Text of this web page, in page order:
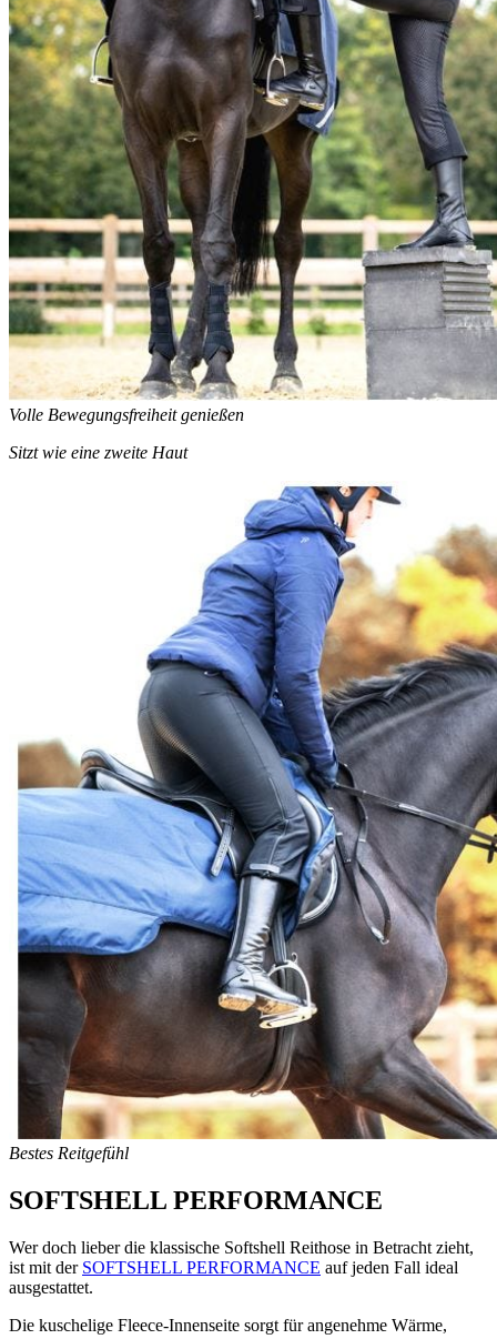
Volle Bewegungsfreiheit genießen
Sitzt wie eine zweite Haut
Bestes Reitgefühl
SOFTSHELL PERFORMANCE
Wer doch lieber die klassische Softshell Reithose in Betracht zieht,
ist mit der SOFTSHELL PERFORMANCE auf jeden Fall ideal
ausgestattet.
Die kuschelige Fleece-Innenseite sorgt für angenehme Wärme,